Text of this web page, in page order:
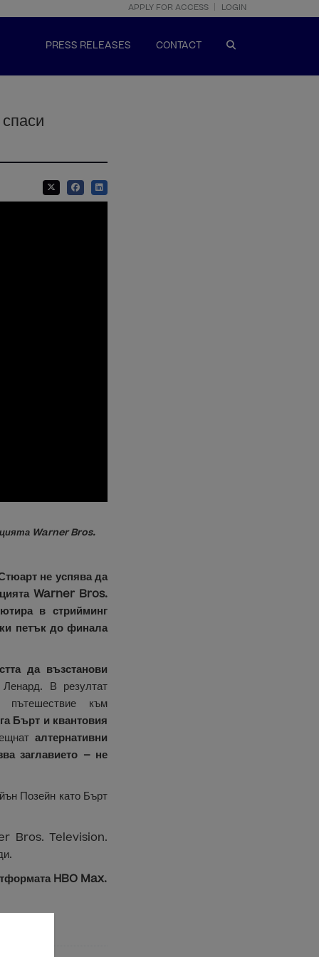
APPLY FOR ACCESS LOGIN
PRESS RELEASES CONTACT
Warner Bros.
не успява да
Warner Bros.
в стрийминг
петък до финала
да възстанови
В резултат
към
Бърт и квантовия
алтернативни
заглавието – не
Позейн като Бърт
Bros. Television.
HBO Max.